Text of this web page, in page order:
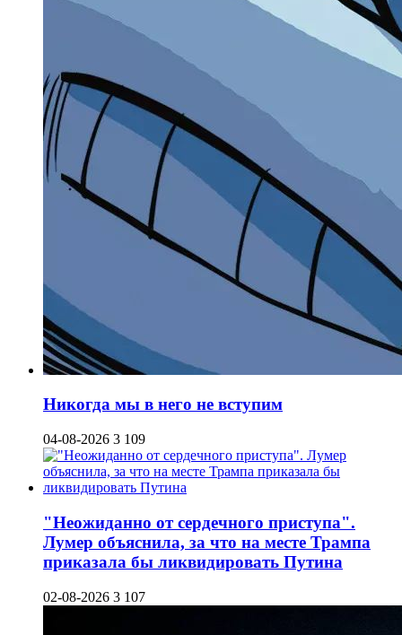
Никогда мы в него не вступим
04-08-2026 3 109
"Неожиданно от сердечного приступа".
Лумер объяснила, за что на месте Трампа
приказала бы ликвидировать Путина
02-08-2026 3 107